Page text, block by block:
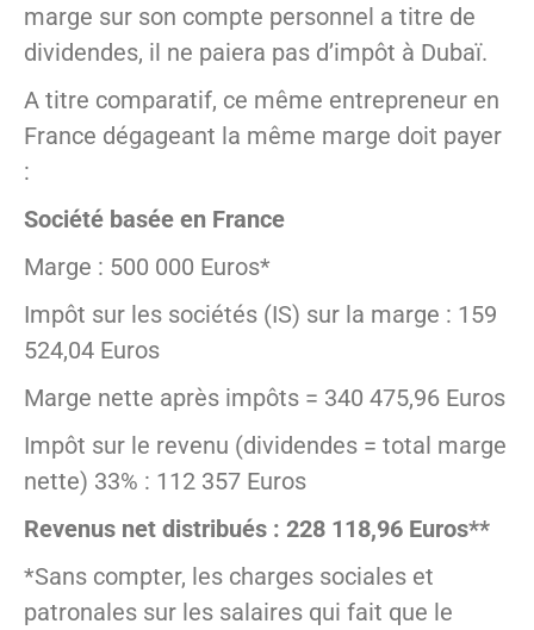
marge sur son compte personnel a titre de
dividendes, il ne paiera pas d’impôt à Dubaï.
A titre comparatif, ce même entrepreneur en
France dégageant la même marge doit payer
:
Société basée en France
Marge : 500 000 Euros*
Impôt sur les sociétés (IS) sur la marge : 159
524,04 Euros
Marge nette après impôts = 340 475,96 Euros
Impôt sur le revenu (dividendes = total marge
nette) 33% : 112 357 Euros
Revenus net distribués : 228 118,96 Euros**
*Sans compter, les charges sociales et
patronales sur les salaires qui fait que le